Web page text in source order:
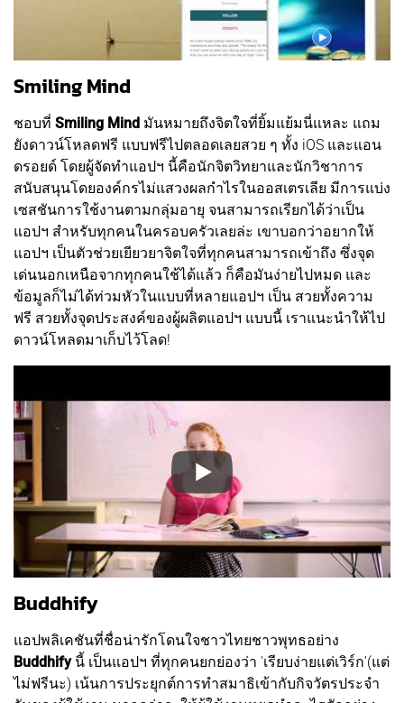
Smiling Mind
ชอบที่ Smiling Mind มันหมายถึงจิตใจที่ยิ้มแย้มนี่แหละ แถม
ยังดาวน์โหลดฟรี แบบฟรีไปตลอดเลยสวย ๆ ทั้ง iOS และแอน
ดรอยด์ โดยผู้จัดทำแอปฯ นี้คือนักจิตวิทยาและนักวิชาการ
สนับสนุนโดยองค์กรไม่แสวงผลกำไรในออสเตรเลีย มีการแบ่ง
เซสชันการใช้งานตามกลุ่มอายุ จนสามารถเรียกได้ว่าเป็น
แอปฯ สำหรับทุกคนในครอบครัวเลยล่ะ เขาบอกว่าอยากให้
แอปฯ เป็นตัวช่วยเยียวยาจิตใจที่ทุกคนสามารถเข้าถึง ซึ่งจุด
เด่นนอกเหนือจากทุกคนใช้ได้แล้ว ก็คือมันง่ายไปหมด และ
ข้อมูลก็ไม่ได้ท่วมหัวในแบบที่หลายแอปฯ เป็น สวยทั้งความ
ฟรี สวยทั้งจุดประสงค์ของผู้ผลิตแอปฯ แบบนี้ เราแนะนำให้ไป
ดาวน์โหลดมาเก็บไว้โลด!
Buddhify
แอปพลิเคชันที่ชื่อน่ารักโดนใจชาวไทยชาวพุทธอย่าง
Buddhifyนี้ เป็นแอปฯ ที่ทุกคนยกย่องว่า 'เรียบง่ายแต่เวิร์ก'(แต่
ไม่ฟรีนะ) เน้นการประยุกต์การทำสมาธิเข้ากับกิจวัตรประจำ